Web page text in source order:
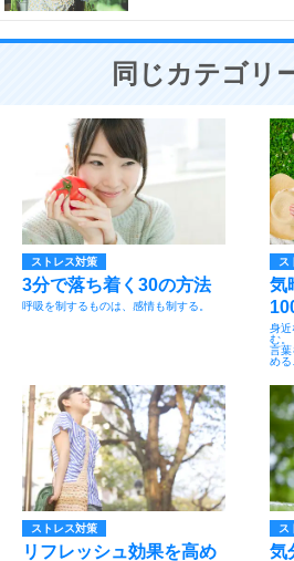
同じカテゴリ
ストレス対策
3分で落ち着く30の方法
呼吸を制するものは、感情も制する。
ス
気
身近
む。
言葉
める
ストレス対策
リフレッシュ効果を高め
ス
気